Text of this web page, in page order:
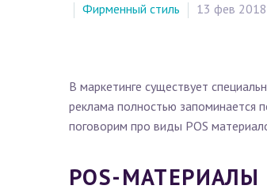
Фирменный стиль 13 фев 2018
В маркетинге существует
реклама полностью запоминается
поговорим про виды POS
POS-МАТЕРИАЛЫ